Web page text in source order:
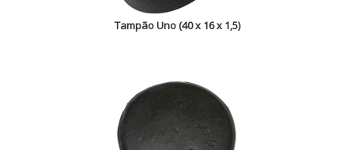
Tampão Uno (40 x 16 x 1,5)